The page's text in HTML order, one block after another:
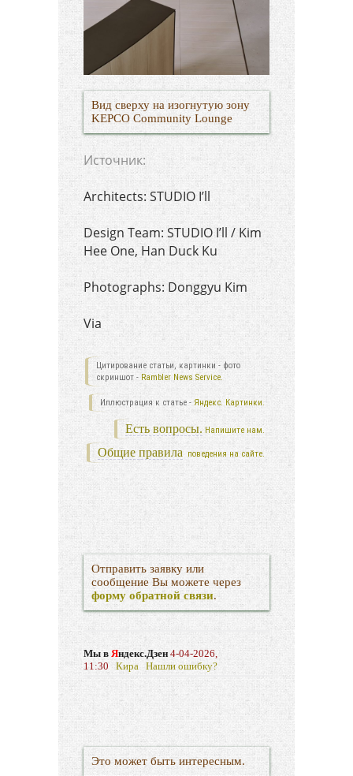
Вид сверху на изогнутую зону
KEPCO Community Lounge
Источник:
Architects: STUDIO I’ll
Design Team: STUDIO I’ll / Kim
Hee One, Han Duck Ku
Photographs: Donggyu Kim
Via
Цитирование статьи, картинки - фото
скриншот - Rambler News Service.
Иллюстрация к статье - Яндекс. Картинки.
Есть вопросы. Напишите нам.
Общие правила поведения на сайте.
Отправить заявку или
сообщение Вы можете через
форму обратной связи.
Мы в Яндекс.Дзен 4-04-2026,
11:30 Кира Нашли ошибку?
Это может быть интересным.